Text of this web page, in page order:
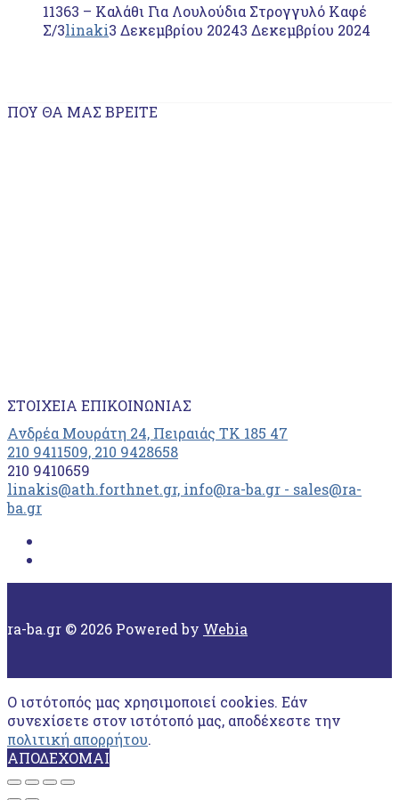
11363 – Kαλάθι Για Λουλούδια Στρογγυλό Καφέ
Σ/3linaki3 Δεκεμβρίου 20243 Δεκεμβρίου 2024
ΠΟΥ ΘΑ ΜΑΣ ΒΡΕΊΤΕ
ΣΤΟΙΧΕΊΑ ΕΠΙΚΟΙΝΩΝΊΑΣ
Ανδρέα Μουράτη 24, Πειραιάς ΤΚ 185 47
210 9411509, 210 9428658
210 9410659
linakis@ath.forthnet.gr, info@ra-ba.gr - sales@ra-
ba.gr
ra-ba.gr © 2026 Powered by Webia
Ο ιστότοπός μας χρησιμοποιεί cookies. Εάν
συνεχίσετε στον ιστότοπό μας, αποδέχεστε την
πολιτική απορρήτου.
ΑΠΟΔΕΧΟΜΑΙ